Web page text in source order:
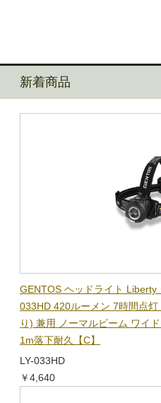
新着商品
GENTOS ヘッドライト Liberty
033HD 420ルーメン 7時間点
り) 兼用 ノーマルビーム ワイ
1m落下耐久【C】
LY-033HD
￥4,640